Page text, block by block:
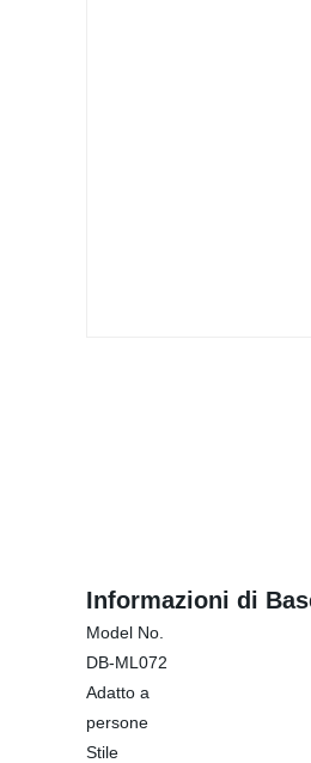
Informazioni di
Model No.
DB-ML072
Adatto a
persone
Stile